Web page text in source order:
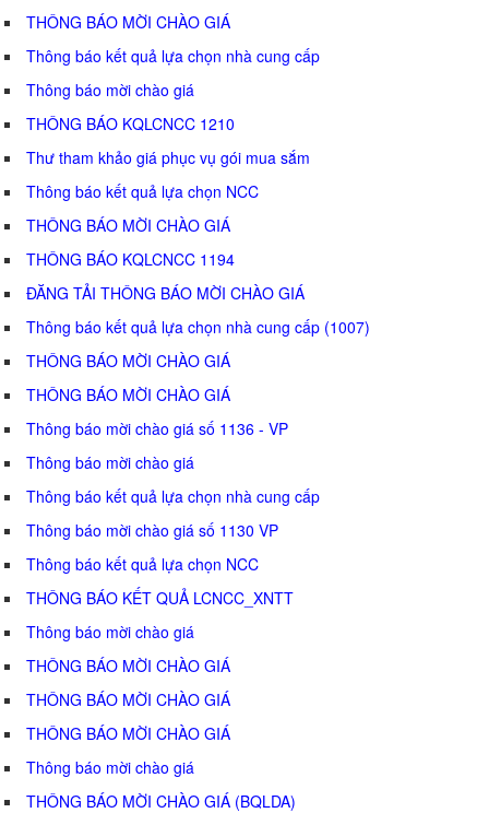
THÔNG BÁO MỜI CHÀO GIÁ
Thông báo kết quả lựa chọn nhà cung cấp
Thông báo mời chào giá
THÔNG BÁO KQLCNCC 1210
Thư tham khảo giá phục vụ gói mua sắm
Thông báo kết quả lựa chọn NCC
THÔNG BÁO MỜI CHÀO GIÁ
THÔNG BÁO KQLCNCC 1194
ĐĂNG TẢI THÔNG BÁO MỜI CHÀO GIÁ
Thông báo kết quả lựa chọn nhà cung cấp (1007)
THÔNG BÁO MỜI CHÀO GIÁ
THÔNG BÁO MỜI CHÀO GIÁ
Thông báo mời chào giá số 1136 - VP
Thông báo mời chào giá
Thông báo kết quả lựa chọn nhà cung cấp
Thông báo mời chào giá số 1130 VP
Thông báo kết quả lựa chọn NCC
THÔNG BÁO KẾT QUẢ LCNCC_XNTT
Thông báo mời chào giá
THÔNG BÁO MỜI CHÀO GIÁ
THÔNG BÁO MỜI CHÀO GIÁ
THÔNG BÁO MỜI CHÀO GIÁ
Thông báo mời chào giá
THÔNG BÁO MỜI CHÀO GIÁ (BQLDA)